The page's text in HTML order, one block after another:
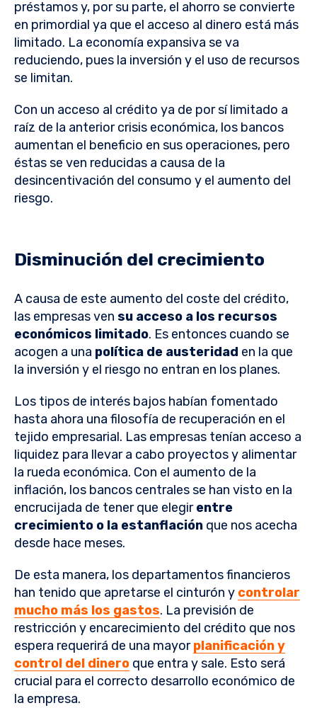
préstamos y, por su parte, el ahorro se convierte
en primordial ya que el acceso al dinero está más
limitado. La economía expansiva se va
reduciendo, pues la inversión y el uso de recursos
se limitan.
Con un acceso al crédito ya de por sí limitado a
raíz de la anterior crisis económica, los bancos
aumentan el beneficio en sus operaciones, pero
éstas se ven reducidas a causa de la
desincentivación del consumo y el aumento del
riesgo.
Disminución del crecimiento
A causa de este aumento del coste del crédito,
las empresas ven su acceso a los recursos
económicos limitado. Es entonces cuando se
acogen a una política de austeridad en la que
la inversión y el riesgo no entran en los planes.
Los tipos de interés bajos habían fomentado
hasta ahora una filosofía de recuperación en el
tejido empresarial. Las empresas tenían acceso a
liquidez para llevar a cabo proyectos y alimentar
la rueda económica. Con el aumento de la
inflación, los bancos centrales se han visto en la
encrucijada de tener que elegirentre
crecimiento o la estanflación que nos acecha
desde hace meses.
De esta manera, los departamentos financieros
han tenido que apretarse el cinturón y controlar
mucho más los gastos. La previsión de
restricción y encarecimiento del crédito que nos
espera requerirá de una mayorplanificación y
control del dinero que entra y sale. Esto será
crucial para el correcto desarrollo económico de
la empresa.